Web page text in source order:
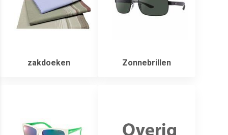
zakdoeken Zonnebrillen